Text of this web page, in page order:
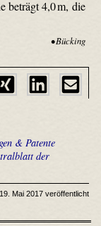
beträgt 4,0 m, die
• Bücking
& Patente
der
Mai 2017 veröffentlicht